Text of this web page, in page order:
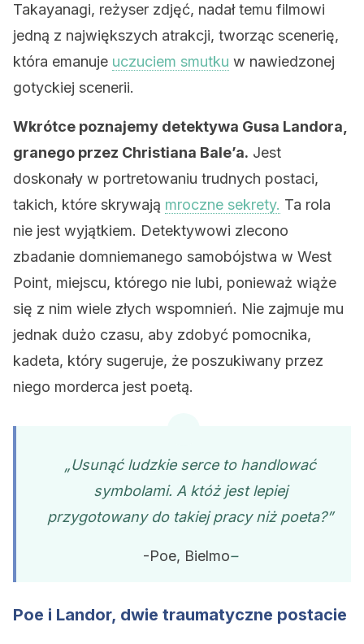
Takayanagi, reżyser zdjęć, nadał temu filmowi
jedną z największych atrakcji, tworząc scenerię,
która emanuje uczuciem smutku w nawiedzonej
gotyckiej scenerii.
Wkrótce poznajemy detektywa Gusa Landora,
granego przez Christiana Bale’a. Jest
doskonały w portretowaniu trudnych postaci,
takich, które skrywają mroczne sekrety. Ta rola
nie jest wyjątkiem. Detektywowi zlecono
zbadanie domniemanego samobójstwa w West
Point, miejscu, którego nie lubi, ponieważ wiąże
się z nim wiele złych wspomnień. Nie zajmuje mu
jednak dużo czasu, aby zdobyć pomocnika,
kadeta, który sugeruje, że poszukiwany przez
niego morderca jest poetą.
„Usunąć ludzkie serce to handlować
symbolami. A któż jest lepiej
przygotowany do takiej pracy niż poeta?”
-Poe, Bielmo–
Poe i Landor, dwie traumatyczne postacie